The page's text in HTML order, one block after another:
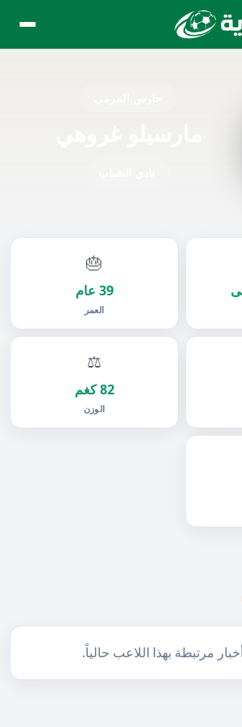
🎂
39 عام
العمر
⚖️
82 كغم
الوزن
مرتبطة بهذا اللاعب حالياً.